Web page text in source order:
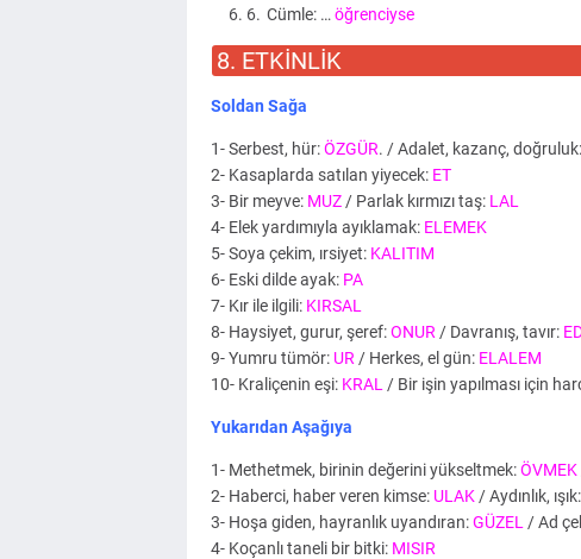
Cümle: … öğrenciyse
8. ETKİNLİK
Soldan Sağa
1- Serbest, hür:ÖZGÜR. / Adalet, kazanç, doğruluk:
2- Kasaplarda satılan yiyecek: ET
3- Bir meyve: MUZ / Parlak kırmızı taş: LAL
4- Elek yardımıyla ayıklamak: ELEMEK
5- Soya çekim, ırsiyet: KALITIM
6- Eski dilde ayak: PA
7- Kır ile ilgili: KIRSAL
8- Haysiyet, gurur, şeref:ONUR / Davranış, tavır:
9- Yumru tümör: UR / Herkes, el gün: ELALEM
10- Kraliçenin eşi: KRAL / Bir işin yapılması için
Yukarıdan Aşağıya
1- Methetmek, birinin değerini yükseltmek:ÖVMEK
2- Haberci, haber veren kimse: ULAK / Aydınlık, ışık:
3- Hoşa giden, hayranlık uyandıran:GÜZEL / Ad
4- Koçanlı taneli bir bitki: MISIR